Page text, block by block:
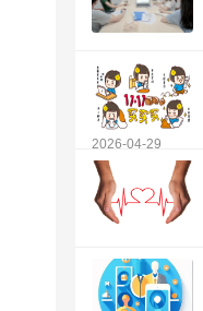
2026-04-29